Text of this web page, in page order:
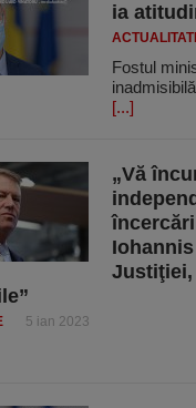
ia
Fostul
[...]
„Vă
Justiţiei,
5 ian 2023